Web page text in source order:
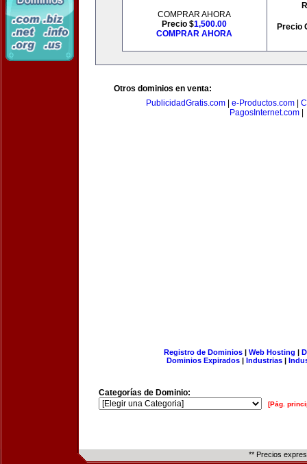
COMPRAR AHORA
Precio $1,500.00
COMPRAR AHORA
Precio
Otros dominios en venta:
PublicidadGratis.com
e-Productos.com
PagosInternet.com
Registro de Dominios| Web Hosting |
Dominios Expirados | Industrias |
Categorías de Dominio:
[Pág.
** Precios